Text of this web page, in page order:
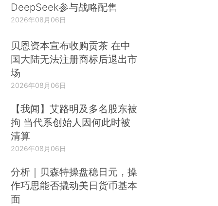
DeepSeek参与战略配售
2026年08月06日
贝恩资本宣布收购贡茶 在中
国大陆无法注册商标后退出市
场
2026年08月06日
【我闻】艾路明及多名股东被
拘 当代系创始人因何此时被
清算
2026年08月06日
分析｜贝森特操盘稳日元，操
作巧思能否撬动美日货币基本
面